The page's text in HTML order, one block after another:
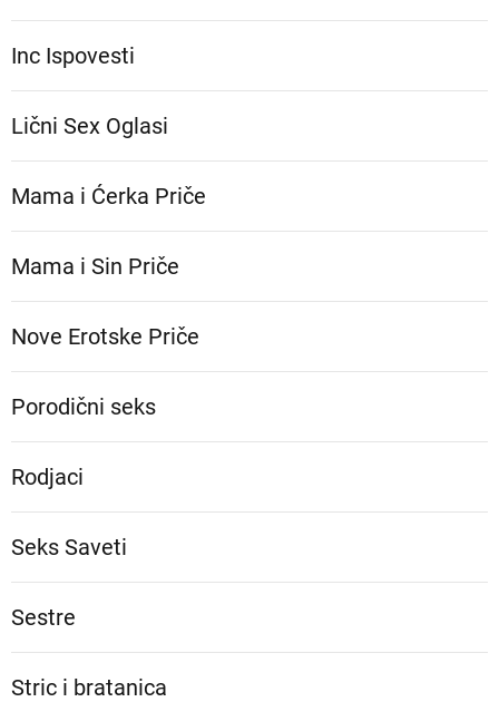
Inc Ispovesti
Lični Sex Oglasi
Mama i Ćerka Priče
Mama i Sin Priče
Nove Erotske Priče
Porodični seks
Rodjaci
Seks Saveti
Sestre
Stric i bratanica